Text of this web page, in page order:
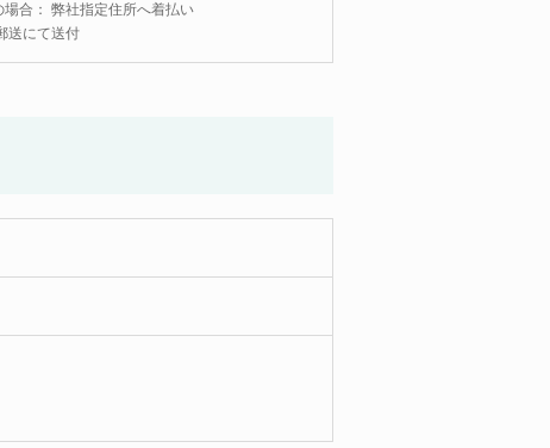
合： 弊社指定住所へ着払い
送にて送付